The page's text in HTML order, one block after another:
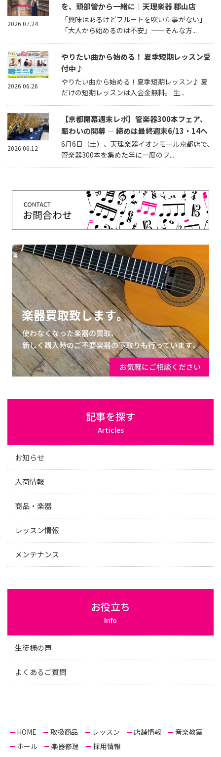
を、頭部管から一緒に｜天理楽器 郡山店
「興味はあるけどフルートを吹いた事がない」
「大人から始めるのは不安」——そんな方...
2026.07.24
やりたい曲から始める！ 夏季短期レッスン受
付中♪
やりたい曲から始める！夏季短期レッスン♪ 夏
だけの短期レッスンは入会金無料。 生...
2026.06.26
【京都開幕週末レポ】管楽器300本フェア、
賑わいの開幕 — 締めは最終週末6/13・14へ
6月6日（土）、天理楽器イオンモール京都店で、
管楽器300本を集めた年に一度のフ...
2026.06.12
記事を探す
Articles
お知らせ
入荷情報
商品・楽器
レッスン情報
メンテナンス
お役立ち
Info
生徒様の声
よくあるご質問
HOME 取扱商品 レッスン 店舗情報
音楽教室
ホール
楽器修理 採用情報